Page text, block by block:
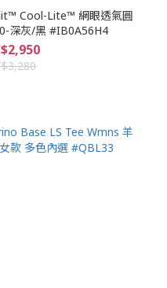
Cool-Lite™ 網眼透氣圓
深灰/黑 #IB0A56H4